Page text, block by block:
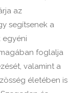
az
segítsenek a
egyéni
foglalja
valamint a
életében is